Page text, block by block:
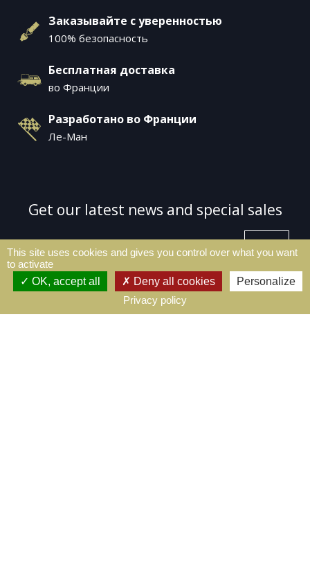
Заказывайте с уверенностью
100% безопасность
Бесплатная доставка
во Франции
Разработано во Франции
Ле-Ман
Get our latest news and special sales
Vous pouvez vous désinscrire à tout moment. Vous trouverez pour
cela nos informations de contact dans les conditions d'utilisation du
This site uses cookies and gives you control over what you want
to activate
OK, accept all
Deny all cookies
Personalize
Privacy policy